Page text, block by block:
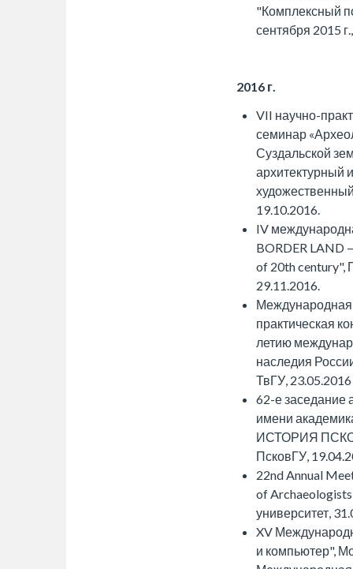
"Комплексный
сентября 2015
2016 г.
VII научно-
семинар
Суздальской
архитектурный и
19.10.2016.
IV
BORDER LAND
of 20th century",
29.11.2016.
практическая
летию
наследия
ТвГУ,
62-е заседание
имени
ИСТОРИЯ
ПсковГУ,
22nd Annual
of
университет,
XV
и компьютер",